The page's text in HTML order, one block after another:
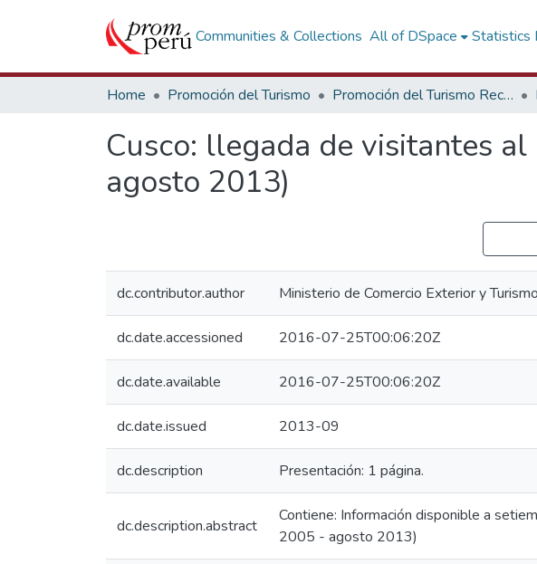
Communities & Collections All of DSpace Statistics
Home Promoción del Turismo Promoción del Turismo Receptivo
Cusco: llegada de visitantes
agosto 2013)
dc.contributor.author Ministerio de Comercio Exterior y Turismo
dc.date.accessioned 2016-07-25T00:06:20Z
dc.date.available 2016-07-25T00:06:20Z
dc.date.issued 2013-09
dc.description Presentación: 1 página.
dc.description.abstract
Contiene: Información disponible a
2005 - agosto 2013)